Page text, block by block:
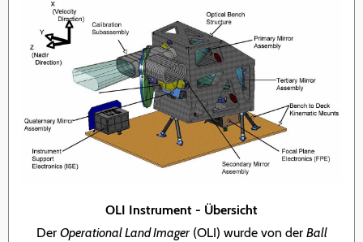
OLI Instrument - Übersicht
Der Operational Land Imager(OLI) wurde von der Ball